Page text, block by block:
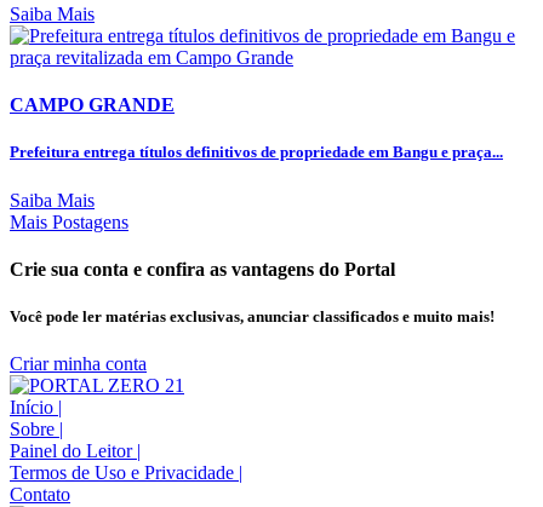
Saiba Mais
CAMPO GRANDE
Prefeitura entrega títulos definitivos de propriedade em Bangu e praça...
Saiba Mais
Mais Postagens
Crie sua conta e confira as vantagens do Portal
Você pode ler matérias exclusivas, anunciar classificados e muito mais!
Criar minha conta
Início |
Sobre |
Painel do Leitor |
Termos de Uso e Privacidade |
Contato